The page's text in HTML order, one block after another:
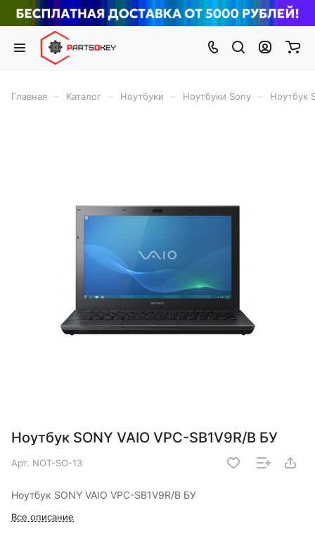
Главная Каталог Ноутбуки Ноутбуки Sony Ноутбук
Ноутбук SONY VAIO VPC-SB1V9R/B БУ
Арт. NOT-SO-13
Ноутбук SONY VAIO VPC-SB1V9R/B БУ
Все описание